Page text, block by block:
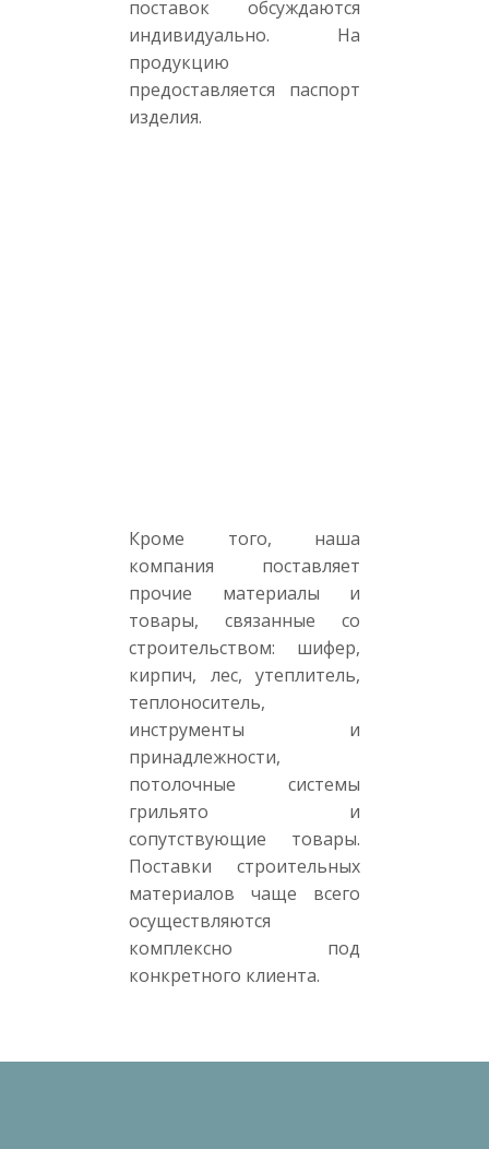
поставок обсуждаются
индивидуально. На
продукцию
предоставляется паспорт
изделия.
Кроме того, наша
компания поставляет
прочие материалы и
товары, связанные со
строительством: шифер,
кирпич, лес, утеплитель,
теплоноситель,
инструменты и
принадлежности,
потолочные системы
грильято и
сопутствующие товары.
Поставки строительных
материалов чаще всего
осуществляются
комплексно под
конкретного клиента.